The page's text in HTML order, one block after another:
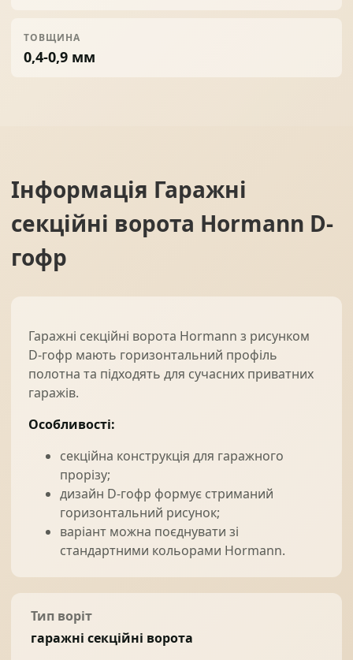
ТОВЩИНА
0,4-0,9 мм
Інформація Гаражні
секційні ворота Hormann D-
гофр
Гаражні секційні ворота Hormann з рисунком
D-гофр мають горизонтальний профіль
полотна та підходять для сучасних приватних
гаражів.
Особливості:
секційна конструкція для гаражного
прорізу;
дизайн D-гофр формує стриманий
горизонтальний рисунок;
варіант можна поєднувати зі
стандартними кольорами Hormann.
Тип воріт
гаражні секційні ворота